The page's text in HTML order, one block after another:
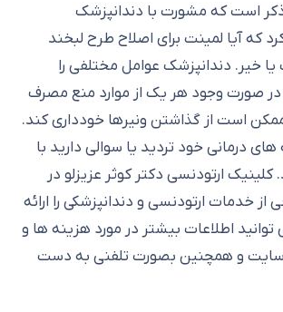
ذکر است که مشورت با دندانپزشک
آیا لمینت برای اصلاح طرح لبخند
خیر. دندانپزشک عوامل مختلفی را
در صورت وجود هر یک از موارد منع مصرف
ممکن است از گذاشتن ونیرها خودداری کند.
های درمانی خود تردید یا سوالی دارید با
ارتودنسی دکتر کوثر عزیزلو در
خدمات ارتودنسی و دندانپزشکی را ارائه
اطلاعات بیشتر در مورد هزینه ها و
و همچنین بصورت تلفنی به دست